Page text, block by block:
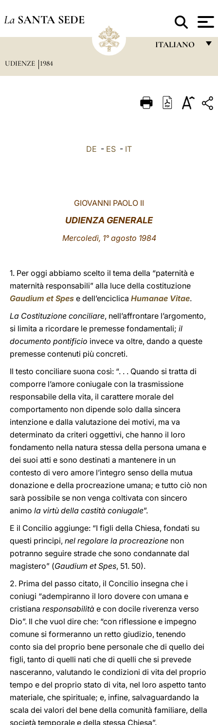
La SANTA SEDE
ITALIANO
ITALIANO
LATINE
UDIENZE 1984
DE - ES - IT
GIOVANNI PAOLO II
UDIENZA GENERALE
Mercoledì, 1° agosto 1984
1. Per oggi abbiamo scelto il tema della “paternità e
maternità responsabili” alla luce della costituzione
Gaudium et Spes e dell’enciclica Humanae Vitae.
La Costituzione conciliare, nell’affrontare l’argomento,
si limita a ricordare le premesse fondamentali; il
documento pontificio invece va oltre, dando a queste
premesse contenuti più concreti.
Il testo conciliare suona così: “. . . Quando si tratta di
comporre l’amore coniugale con la trasmissione
responsabile della vita, il carattere morale del
comportamento non dipende solo dalla sincera
intenzione e dalla valutazione dei motivi, ma va
determinato da criteri oggettivi, che hanno il loro
fondamento nella natura stessa della persona umana e
dei suoi atti e sono destinati a mantenere in un
contesto di vero amore l’integro senso della mutua
donazione e della procreazione umana; e tutto ciò non
sarà possibile se non venga coltivata con sincero
animo la virtù della castità coniugale”.
E il Concilio aggiunge: “I figli della Chiesa, fondati su
questi principi, nel regolare la procreazione non
potranno seguire strade che sono condannate dal
magistero” (Gaudium et Spes, 51. 50).
2. Prima del passo citato, il Concilio insegna che i
coniugi “adempiranno il loro dovere con umana e
cristiana responsabilità e con docile riverenza verso
Dio”. Il che vuol dire che: “con riflessione e impegno
comune si formeranno un retto giudizio, tenendo
conto sia del proprio bene personale che di quello dei
figli, tanto di quelli nati che di quelli che si prevede
nasceranno, valutando le condizioni di vita del proprio
tempo e del proprio stato di vita, nel loro aspetto tanto
materiale, che spirituale; e, infine, salvaguardando la
scala dei valori del bene della comunità familiare, della
società temporale e della stessa Chiesa”.